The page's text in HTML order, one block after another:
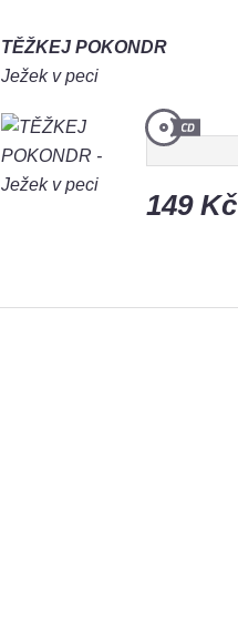
TĚŽKEJ POKONDR
Ježek v peci
149 Kč